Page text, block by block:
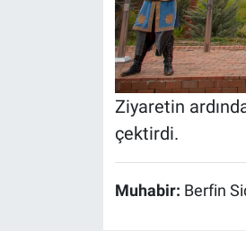
Ziyaretin
çektirdi.
Muhabir: Berfin